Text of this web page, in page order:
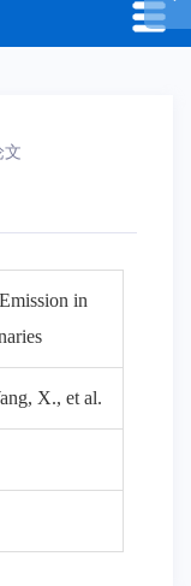
文
in
X., et al.